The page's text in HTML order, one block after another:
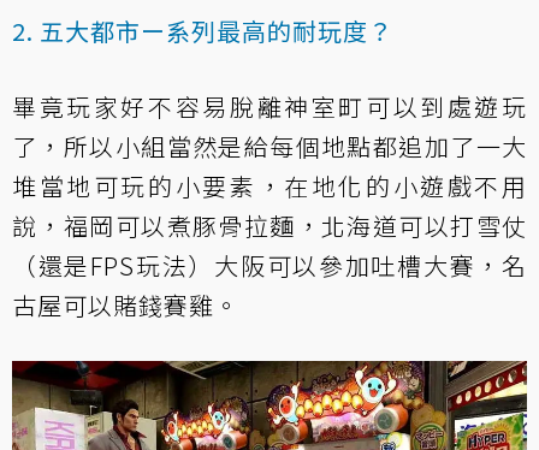
2. 五大都市ー系列最高的耐玩度？
畢竟玩家好不容易脫離神室町可以到處遊玩
了，所以小組當然是給每個地點都追加了一大
堆當地可玩的小要素，在地化的小遊戲不用
說，福岡可以煮豚骨拉麵，北海道可以打雪仗
（還是FPS玩法）大阪可以參加吐槽大賽，名
古屋可以賭錢賽雞。